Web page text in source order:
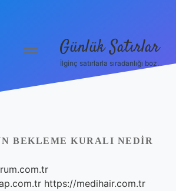
menüyü Günlük Satırlar
İlginç satırlarla sıradanlığı boz.
BEKLEME KURALI NEDIR
https://medihair.com.tr